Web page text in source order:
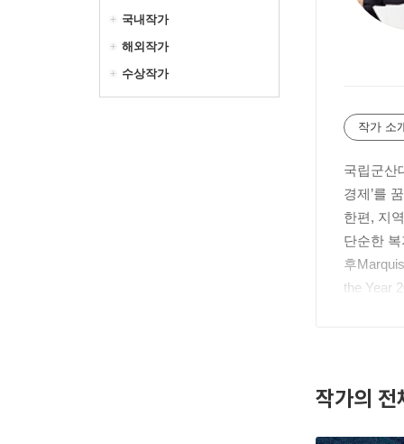
국내작가
해외작가
수상작가
작가 소
국립군산
경제’를
한편, 지
단순한
후
the Year
작가의 전